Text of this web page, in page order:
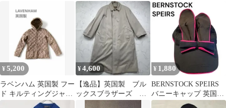
アアイル柄 希少 ユーロ ンフィニティ イギリス
製
¥5,200
ラベンハム 英国製 フー
ド キルティングジャケ
ット 36 ブラウン フー
¥4,600
【逸品】英国製 ブル
ックスブラザーズ ラ
イナー付 ロング バ
¥ 1,880
BERNSTOCK SPEIRS
バニーキャップ 英国製
ウサ耳